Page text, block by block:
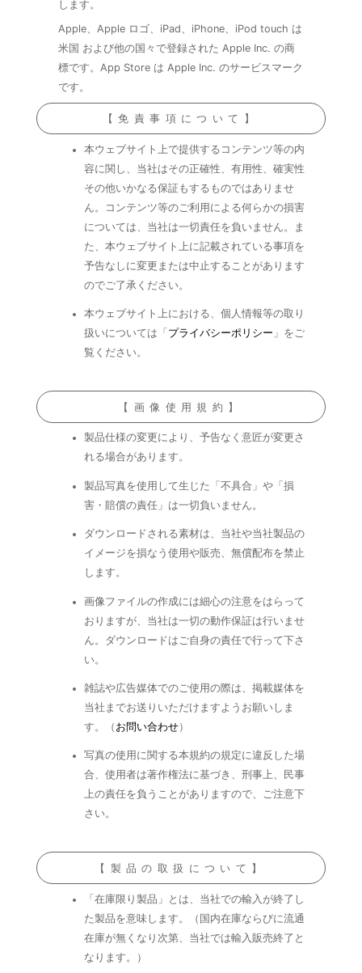
します。
Apple、Apple ロゴ、iPad、iPhone、iPod touch は
米国 および他の国々で登録された Apple Inc. の商
標です。App Store は Apple Inc. のサービスマーク
です。
【免責事項について】
本ウェブサイト上で提供するコンテンツ等の内
容に関し、当社はその正確性、有用性、確実性
その他いかなる保証もするものではありませ
ん。コンテンツ等のご利用による何らかの損害
については、当社は一切責任を負いません。ま
た、本ウェブサイト上に記載されている事項を
予告なしに変更または中止することがあります
のでご了承ください。
本ウェブサイト上における、個人情報等の取り
扱いについては「 プライバシーポリシー 」をご
覧ください。
【画像使用規約】
製品仕様の変更により、予告なく意匠が変更さ
れる場合があります。
製品写真を使用して生じた「不具合」や「損
害・賠償の責任」は一切負いません。
ダウンロードされる素材は、当社や当社製品の
イメージを損なう使用や販売、無償配布を禁止
します。
画像ファイルの作成には細心の注意をはらって
おりますが、当社は一切の動作保証は行いませ
ん。ダウンロードはご自身の責任で行って下さ
い。
雑誌や広告媒体でのご使用の際は、掲載媒体を
当社までお送りいただけますようお願いしま
す。（ お問い合わせ）
写真の使用に関する本規約の規定に違反した場
合、使用者は著作権法に基づき、刑事上、民事
上の責任を負うことがありますので、ご注意下
さい。
【製品の取扱について】
「在庫限り製品」とは、当社での輸入が終了し
た製品を意味します。（国内在庫ならびに流通
在庫が無くなり次第、当社では輸入販売終了と
なります。）